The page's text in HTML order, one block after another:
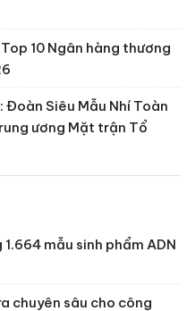
10 Ngân hàng thương
Siêu Mẫu Nhí Toàn
ương Mặt trận Tổ
mẫu sinh phẩm ADN
chuyên sâu cho công